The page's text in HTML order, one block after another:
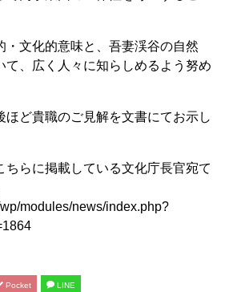
・文化的意味と、吾妻渓谷の自然
て、広く人々に知らしめるよう努め
ほど貴職のご見解を文書にてお示し
らに掲載している文化庁長官宛て
modules/news/index.php?
Pocket LINE